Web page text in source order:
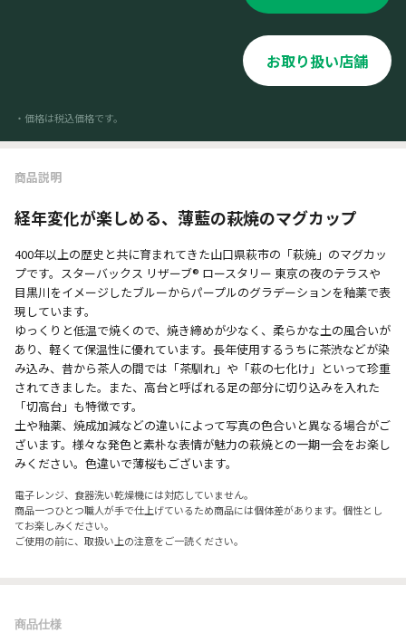
お取り扱い店舗
・価格は税込価格です。
商品説明
経年変化が楽しめる、薄藍の萩焼のマグカップ
400年以上の歴史と共に育まれてきた山口県萩市の「萩焼」のマグカッ
プです。スターバックス リザーブ® ロースタリー 東京の夜のテラスや
目黒川をイメージしたブルーからパープルのグラデーションを釉薬で表
現しています。
ゆっくりと低温で焼くので、焼き締めが少なく、柔らかな土の風合いが
あり、軽くて保温性に優れています。長年使用するうちに茶渋などが染
み込み、昔から茶人の間では「茶馴れ」や「萩の七化け」といって珍重
されてきました。また、高台と呼ばれる足の部分に切り込みを入れた
「切高台」も特徴です。
土や釉薬、焼成加減などの違いによって写真の色合いと異なる場合がご
ざいます。様々な発色と素朴な表情が魅力の萩焼との一期一会をお楽し
みください。色違いで薄桜もございます。
電子レンジ、食器洗い乾燥機には対応していません。
商品一つひとつ職人が手で仕上げているため商品には個体差があります。個性とし
てお楽しみください。
ご使用の前に、取扱い上の注意をご一読ください。
商品仕様